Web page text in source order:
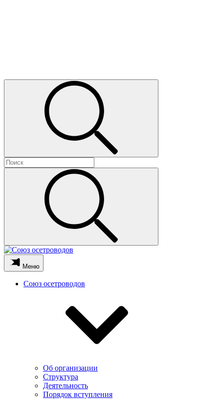
Меню
Союз осетроводов
Об организации
Структура
Деятельность
Порядок вступления